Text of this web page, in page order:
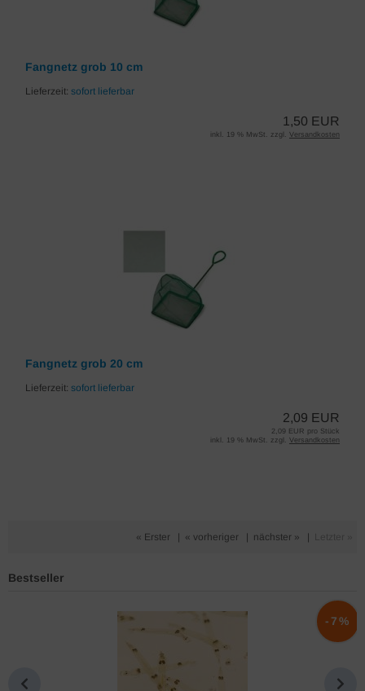
Fangnetz grob 10 cm
Lieferzeit: sofort lieferbar
1,50 EUR
inkl. 19 % MwSt. zzgl. Versandkosten
Fangnetz grob 20 cm
Lieferzeit: sofort lieferbar
2,09 EUR
2,09 EUR pro Stück
inkl. 19 % MwSt. zzgl. Versandkosten
« Erster « vorheriger nächster »
Bestseller
-7%